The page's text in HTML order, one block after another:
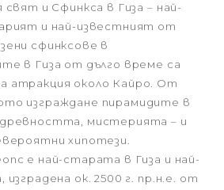
свят и Сфинкса в Гиза – най-
и най-известният от
сфинксове в
в Гиза от дълго време са
атракция около Кайро. От
изграждане пирамидите в
мистерията – и
хипотези.
е най-старата в Гиза и най-
ок. 2500 г. пр.н.е. от